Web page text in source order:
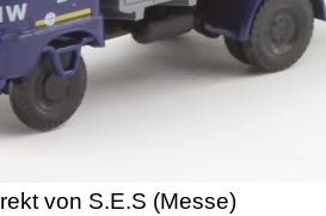
von S.E.S (Messe)